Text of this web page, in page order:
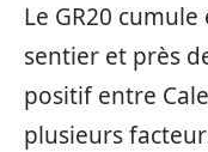
Le GR20
sentier et près
positif entre
plusieurs